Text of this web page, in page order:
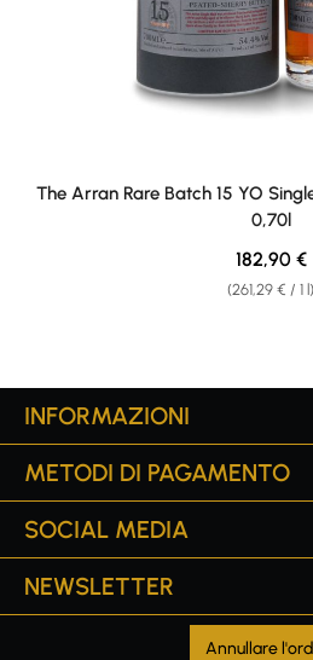
The Arran Rare Batch 15 YO
0,70l
(261,29 € / 1 l)
Regular
182,90 €
INFORMAZIONI
METODI DI PAGAMENTO
SOCIAL MEDIA
NEWSLETTER
Annullare